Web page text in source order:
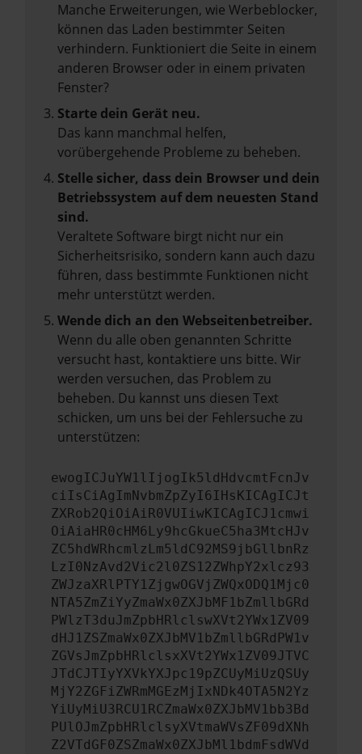
Manche Erweiterungen, wie Werbeblocker,
können das Laden bestimmter Seiten
verhindern. Funktioniert die Seite in einem
anderen Browser oder in einem privaten
Fenster?
Starte dein Gerät neu.
Das kann manchmal helfen,
vorübergehende Probleme zu beheben.
Stelle sicher, dass dein Browser und dein
Betriebssystem auf dem neuesten Stand
sind.
Veraltete Software birgt nicht nur ein
Sicherheitsrisiko, sondern kann auch dazu
führen, dass bestimmte Funktionen nicht
mehr unterstützt werden.
Wende dich an den Webseitenbetreiber.
Wenn du alle oben genannten Schritte
versucht hast, kontaktiere uns bitte. Wir
werden versuchen, das Problem zu
beheben. Du kannst uns diesen Text
schicken, um uns bei der Fehlersuche zu
unterstützen:
ewogICJuYW1lIjogIk5ldHdvcmtFcnJv
ciIsCiAgImNvbmZpZyI6IHsKICAgICJt
ZXRob2QiOiAiR0VUIiwKICAgICJ1cmwi
OiAiaHR0cHM6Ly9hcGkueC5ha3MtcHJv
ZC5hdWRhcmlzLm5ldC92MS9jbGllbnRz
LzI0NzAvd2Vic2l0ZS12ZWhpY2xlcz93
ZWJzaXRlPTY1ZjgwOGVjZWQxODQ1Mjc0
NTA5ZmZiYyZmaWx0ZXJbMF1bZmllbGRd
PWlzT3duJmZpbHRlclswXVt2YWx1ZV09
dHJ1ZSZmaWx0ZXJbMV1bZmllbGRdPW1v
ZGVsJmZpbHRlclsxXVt2YWx1ZV09JTVC
JTdCJTIyYXVkYXJpc19pZCUyMiUzQSUy
MjY2ZGFiZWRmMGEzMjIxNDk4OTA5N2Yz
YiUyMiU3RCU1RCZmaWx0ZXJbMV1bb3Bd
PUlOJmZpbHRlclsyXVtmaWVsZF09dXNh
Z2VTdGF0ZSZmaWx0ZXJbMl1bdmFsdWVd